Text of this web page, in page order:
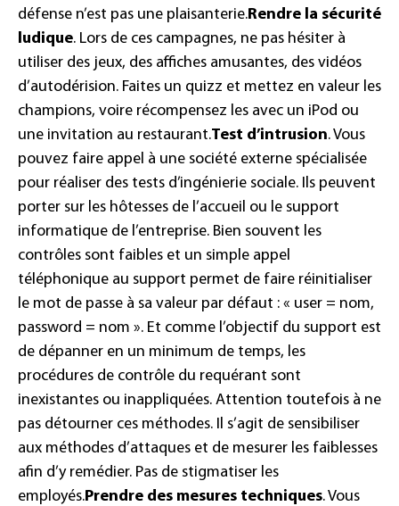
défense n’est pas une plaisanterie.Rendre la sécurité
ludique. Lors de ces campagnes, ne pas hésiter à
utiliser des jeux, des affiches amusantes, des vidéos
d’autodérision. Faites un quizz et mettez en valeur les
champions, voire récompensez les avec un iPod ou
une invitation au restaurant.Test d’intrusion. Vous
pouvez faire appel à une société externe spécialisée
pour réaliser des tests d’ingénierie sociale. Ils peuvent
porter sur les hôtesses de l’accueil ou le support
informatique de l’entreprise. Bien souvent les
contrôles sont faibles et un simple appel
téléphonique au support permet de faire réinitialiser
le mot de passe à sa valeur par défaut : « user = nom,
password = nom ». Et comme l’objectif du support est
de dépanner en un minimum de temps, les
procédures de contrôle du requérant sont
inexistantes ou inappliquées. Attention toutefois à ne
pas détourner ces méthodes. Il s’agit de sensibiliser
aux méthodes d’attaques et de mesurer les faiblesses
afin d’y remédier. Pas de stigmatiser les
employés.Prendre des mesures techniques. Vous